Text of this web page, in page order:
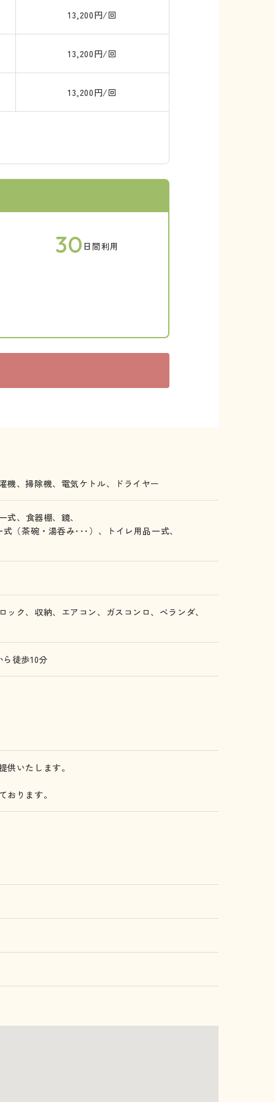
13,200円/回
13,200円/回
13,200円/回
30 日間利用
機、掃除機、 電気ケトル、 ドライヤー
式、 食器棚、 鏡、
（茶碗・湯呑み･･･）、
トイレ用品一式、
ック、 収納、 エアコン、 ガスコンロ、 ベランダ、
ら徒歩10分
いたします。
おります。